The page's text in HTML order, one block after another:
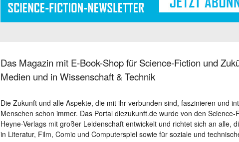
Das Magazin mit E-Book-Shop für Science-Fiction und
Medien und in Wissenschaft & Technik
Die Zukunft und alle Aspekte, die mit ihr verbunden sind, faszinieren und
Menschen schon immer. Das Portal diezukunft.de wurde von den Science-
Heyne-Verlags mit großer Leidenschaft entwickelt und richtet sich an alle,
in Literatur, Film, Comic und Computerspiel sowie für soziale und